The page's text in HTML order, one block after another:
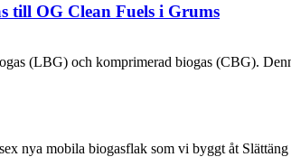
till OG Clean Fuels i Grums
(LBG) och komprimerad biogas (CBG).
nya mobila biogasflak som vi byggt åt